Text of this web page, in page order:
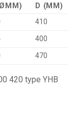
D (MM)
410
400
470